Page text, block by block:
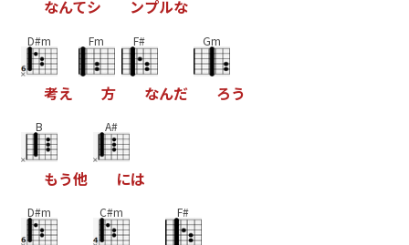
なんてシ ンプルな
D#m
考え
Fm
方
F#
なんだ
Gm
ろう
B
もう他
A#
には
D#m C#m F#